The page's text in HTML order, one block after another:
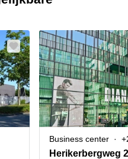
Business center
Herikerbergweg